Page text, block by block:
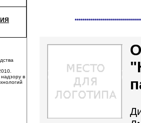
в
Справочник